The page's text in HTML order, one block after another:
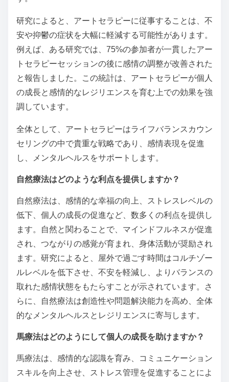
研究によると、アートセラピーに従事することは、不
安や抑鬱の症状を大幅に軽減する可能性があります。
例えば、ある研究では、75%の参加者が一貫したアー
トセラピーセッションの後に感情の調整が改善された
と報告しました。この統計は、アートセラピーが個人
の成長と感情的なレジリエンスを育む上での効果を強
調しています。
全体として、アートセラピーはライフバランスカウン
セリングの中で貴重な戦略であり、感情表現を促進
し、メンタルヘルスをサポートします。
自然療法はどのような利点を提供しますか？
自然療法は、感情的な幸福の向上、ストレスレベルの
低下、個人の成長の促進など、数多くの利点を提供し
ます。自然と関わることで、マインドフルネスが促進
され、つながりの感覚が育まれ、身体活動が奨励され
ます。研究によると、屋外で過ごす時間はコルチゾー
ルレベルを低下させ、不安を軽減し、よりバランスの
取れた感情状態をもたらすことが示されています。さ
らに、自然療法は創造性や問題解決能力を高め、全体
的なメンタルヘルスとレジリエンスに寄与します。
馬療法はどのようにして個人の成長を助けますか？
馬療法は、感情的な認識を育み、コミュニケーション
スキルを向上させ、ストレス管理を促進することによ